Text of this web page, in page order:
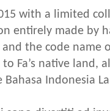
with a limited
entirely made by
the code name
Fa’s native land,
Indonesia